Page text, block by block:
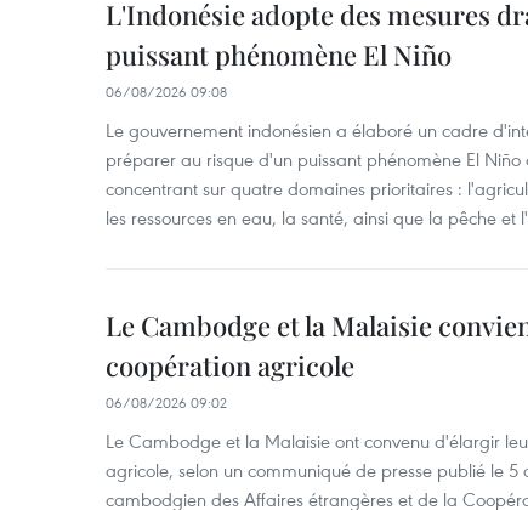
L'Indonésie adopte des mesures
puissant phénomène El Niño
06/08/2026 09:08
Le gouvernement indonésien a élaboré un cadre
préparer au risque d'un puissant phénomène El
concentrant sur quatre domaines prioritaires :
les ressources en eau, la santé, ainsi que la pêche et
Le Cambodge et la Malaisie
coopération agricole
06/08/2026 09:02
Le Cambodge et la Malaisie ont convenu d'élargir
agricole, selon un communiqué de presse publié le 5
cambodgien des Affaires étrangères et de la